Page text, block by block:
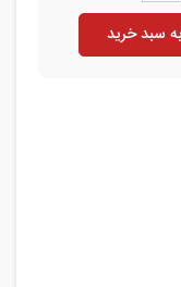
سبد خرید